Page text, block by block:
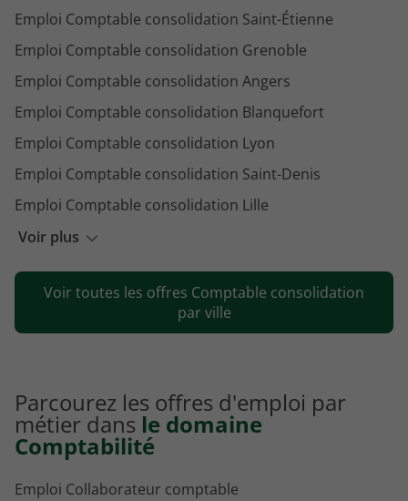
Voir plus
Emploi Comptable consolidation Saint-Étienne
Emploi Comptable consolidation Grenoble
Emploi Comptable consolidation Angers
Emploi Comptable consolidation Blanquefort
Emploi Comptable consolidation Lyon
Emploi Comptable consolidation Saint-Denis
Emploi Comptable consolidation Lille
Emploi Comptable consolidation Montpellier
Emploi Comptable consolidation Montrouge
Emploi Comptable consolidation Nantes
Voir toutes les offres Comptable consolidation
par ville
Parcourez les offres d'emploi par
métier dans le domaine
Comptabilité
Emploi Collaborateur comptable